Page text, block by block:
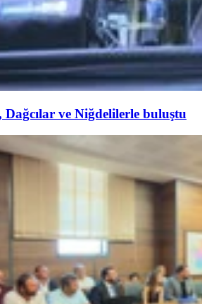
ve Niğdelilerle buluştu